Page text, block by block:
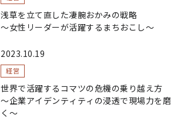
浅草を立て直した凄腕おかみの戦略
〜女性リーダーが活躍するまちおこし〜
2023.10.19
経営
世界で活躍するコマツの危機の乗り越え方
〜企業アイデンティティの浸透で現場力を磨
く〜